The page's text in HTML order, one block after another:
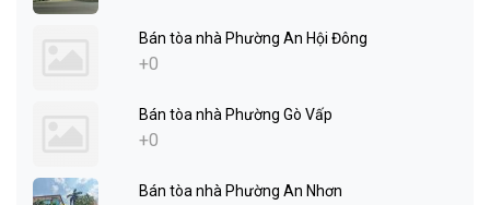
Bán tòa nhà Phường An Hội Đông
+0
Bán tòa nhà Phường Gò Vấp
+0
Bán tòa nhà Phường An Nhơn